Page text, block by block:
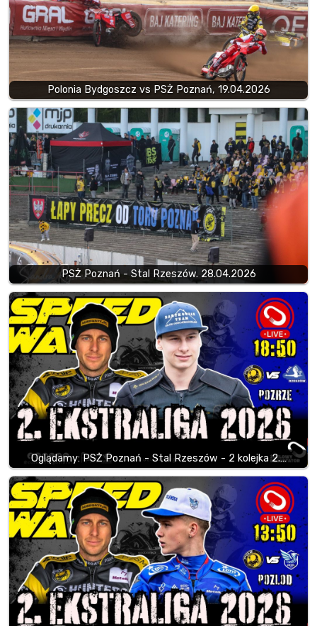
Polonia Bydgoszcz vs PSŻ Poznań, 19.04.2026
PSŻ Poznań - Stal Rzeszów. 28.04.2026
Oglądamy: PSŻ Poznań - Stal Rzeszów - 2 kolejka 2.…